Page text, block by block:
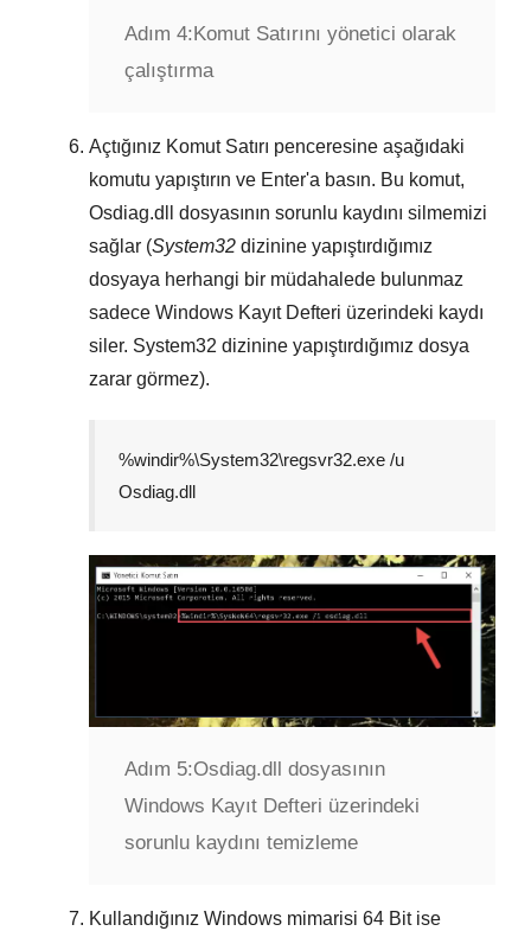
Adım 4:Komut Satırını yönetici olarak
çalıştırma
Açtığınız Komut Satırı penceresine aşağıdaki
komutu yapıştırın ve Enter'a basın. Bu komut,
Osdiag.dll
dosyasının sorunlu kaydını silmemizi
sağlar (System32 dizinine yapıştırdığımız
dosyaya herhangi bir müdahalede bulunmaz
sadece Windows Kayıt Defteri üzerindeki kaydı
siler. System32 dizinine yapıştırdığımız dosya
zarar görmez).
%windir%\System32\regsvr32.exe /u
Osdiag.dll
Adım 5:Osdiag.dll dosyasının
Windows Kayıt Defteri üzerindeki
sorunlu kaydını temizleme
Kullandığınız Windows mimarisi 64 Bitise